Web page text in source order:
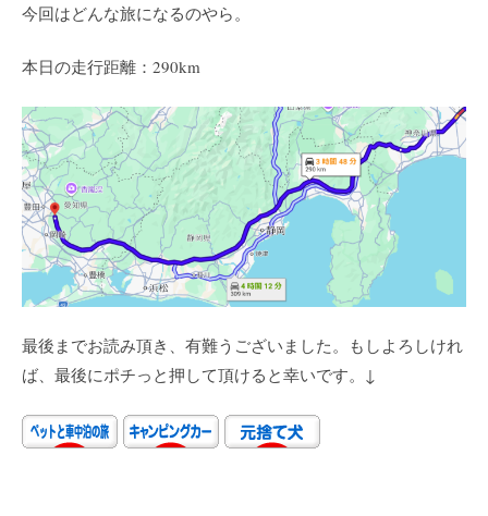
今回はどんな旅になるのやら。
本日の走行距離：290km
最後までお読み頂き、有難うございました。もしよろしけれ
ば、最後にポチっと押して頂けると幸いです。↓